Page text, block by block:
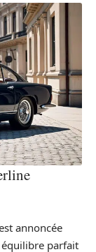
annoncée
parfait